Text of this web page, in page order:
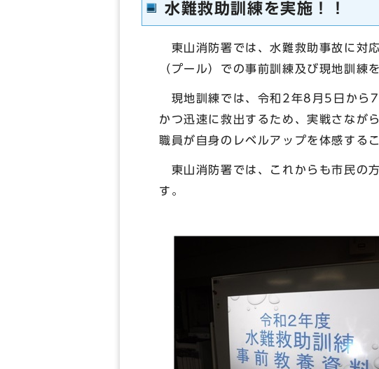
水難救助訓練を実施！！
東山消防署では、水難救助事故に対
（プール）での事前訓練及び現地訓練
現地訓練では、令和2年8月5日から7
かつ迅速に救出するため、実戦さなが
職員が自身のレベルアップを体感する
東山消防署では、これからも市民の
す。